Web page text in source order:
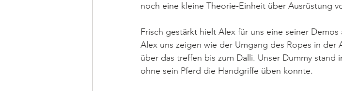
noch eine kleine Theorie-Einheit über Ausrüstung
Frisch gestärkt hielt Alex für uns eine seiner
Alex uns zeigen wie der Umgang des Ropes in der
über das treffen bis zum Dalli. Unser Dummy stand
ohne sein Pferd die Handgriffe üben konnte.